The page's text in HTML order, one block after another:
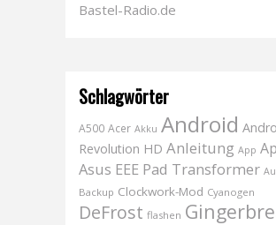
Bastel-Radio.de
Schlagwörter
A500 Acer Akku Android
Revolution HD Anleitung App
Asus EEE Pad Transformer
Backup Clockwork-Mod Cyanogen
DeFrost flashen